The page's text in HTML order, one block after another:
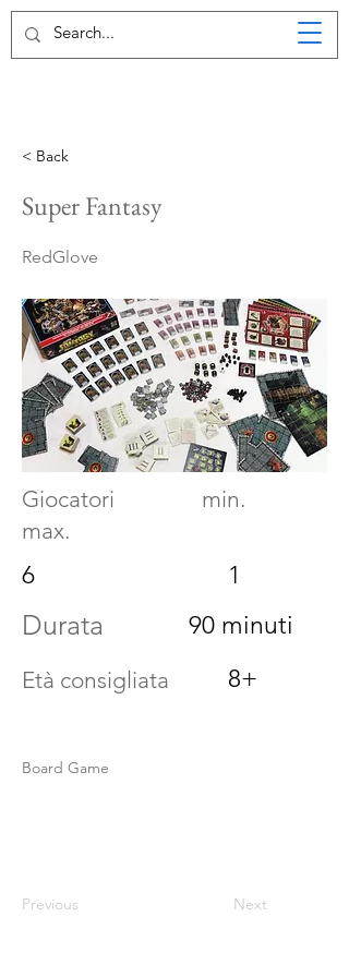
< Back
Super Fantasy
RedGlove
Giocatori min.
max.
6
Durata
1
90 minuti
Età consigliata 8+
Board Game
Previous Next